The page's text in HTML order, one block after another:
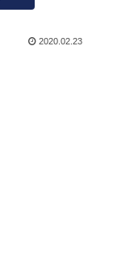
2020.02.23